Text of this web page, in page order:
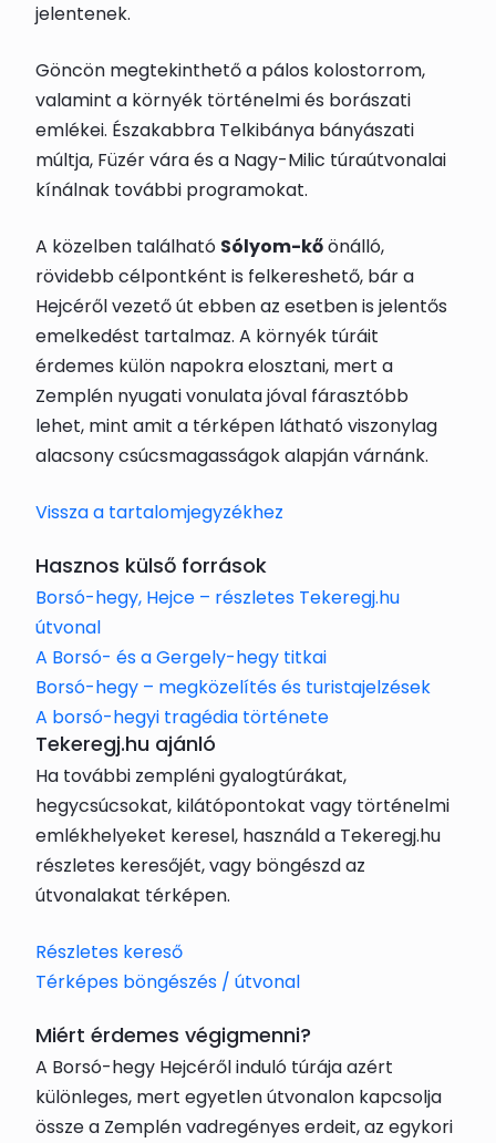
jelentenek.
Göncön megtekinthető a pálos kolostorrom,
valamint a környék történelmi és borászati
emlékei. Északabbra Telkibánya bányászati
múltja, Füzér vára és a Nagy-Milic túraútvonalai
kínálnak további programokat.
A közelben található Sólyom-kőönálló,
rövidebb célpontként is felkereshető, bár a
Hejcéről vezető út ebben az esetben is jelentős
emelkedést tartalmaz. A környék túráit
érdemes külön napokra elosztani, mert a
Zemplén nyugati vonulata jóval fárasztóbb
lehet, mint amit a térképen látható viszonylag
alacsony csúcsmagasságok alapján várnánk.
Vissza a tartalomjegyzékhez
Hasznos külső források
Borsó-hegy, Hejce – részletes Tekeregj.hu
útvonal
A Borsó- és a Gergely-hegy titkai
Borsó-hegy – megközelítés és turistajelzések
A borsó-hegyi tragédia története
Tekeregj.hu ajánló
Ha további zempléni gyalogtúrákat,
hegycsúcsokat, kilátópontokat vagy történelmi
emlékhelyeket keresel, használd a Tekeregj.hu
részletes keresőjét, vagy böngészd az
útvonalakat térképen.
Részletes kereső
Térképes böngészés / útvonal
Miért érdemes végigmenni?
A Borsó-hegy Hejcéről induló túrája azért
különleges, mert egyetlen útvonalon kapcsolja
össze a Zemplén vadregényes erdeit, az egykori